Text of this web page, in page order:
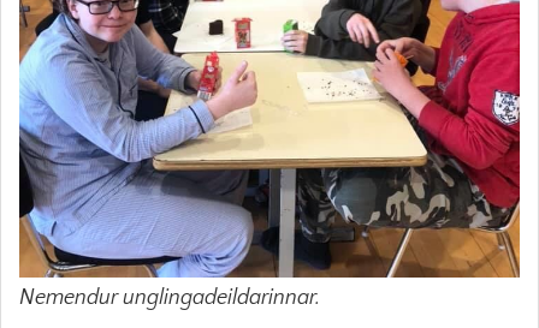
Nemendur unglingadeildarinnar.